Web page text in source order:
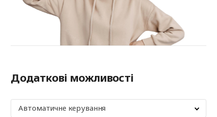
Додаткові можливості
Автоматичне керування